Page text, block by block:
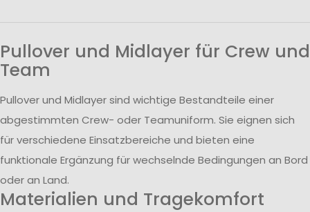
Pullover und Midlayer für Crew und
Team
Pullover und Midlayer sind wichtige Bestandteile einer
abgestimmten Crew- oder Teamuniform. Sie eignen sich
für verschiedene Einsatzbereiche und bieten eine
funktionale Ergänzung für wechselnde Bedingungen an Bord
oder an Land.
Materialien und Tragekomfort